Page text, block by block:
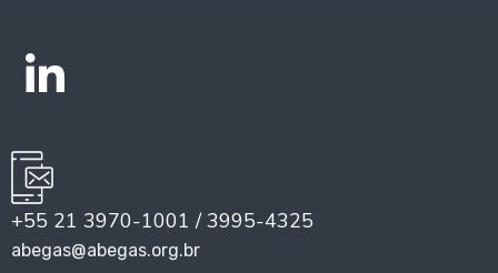
+55 21 3970-1001 / 3995-4325
abegas@abegas.org.br